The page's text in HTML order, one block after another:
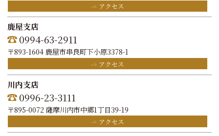
アクセス
鹿屋支店
0994-63-2911
〒893-1604 鹿屋市串良町下小原3378-1
アクセス
川内支店
0996-23-3111
〒895-0072 薩摩川内市中郷1丁目39-19
アクセス